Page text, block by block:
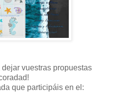
vuestras propuestas
que participáis en el: